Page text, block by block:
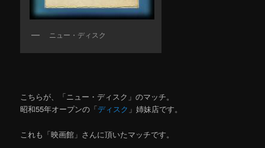
ニュー・ディスク
こちらが、「ニュー・ディスク」のマッチ。
昭和55年オープンの「ディスク 」姉妹店です。
これも「映画館」さんに頂いたマッチです。